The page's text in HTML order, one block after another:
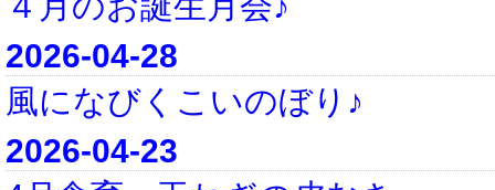
2026-04-28
風になびくこいのぼり♪
2026-04-23